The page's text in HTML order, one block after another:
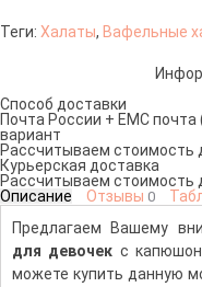
Теги: Халаты, Вафельные
Способ доставки
Почта России + ЕМС почта
вариант
Рассчитываем стоимость
Курьерская доставка
Рассчитываем стоимость
Описание
Отзывы 0
Предлагаем Вашему
для девочек с
можете купить данную